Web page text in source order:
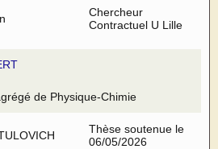
Chercheur
Contractuel U Lille
de Physique-Chimie
Thèse soutenue le
06/05/2026